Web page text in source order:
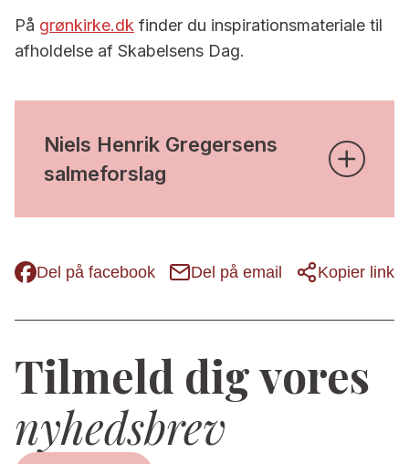
På grønkirke.dk finder du inspirationsmateriale til
afholdelse af Skabelsens Dag.
Niels Henrik Gregersens
salmeforslag
Del på facebook Del på email Kopier link
Tilmeld dig vores
nyhedsbrev